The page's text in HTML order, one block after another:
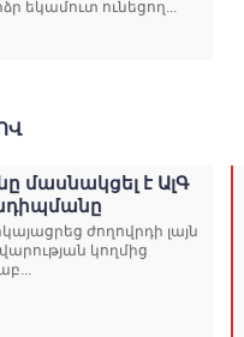
եկամուտ ունեցող...
մասնակցել է ԱլԳ
ժողովրդի լայն
կողմից